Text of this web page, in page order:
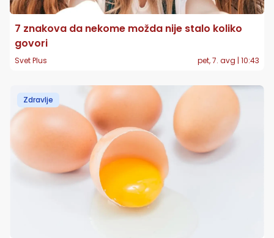
7 znakova da nekome možda nije stalo koliko
govori
Svet Plus pet, 7. avg | 10:43
Zdravlje